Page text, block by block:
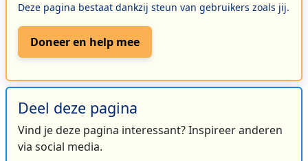
Deze pagina bestaat dankzij steun van gebruikers zoals jij.
Doneer en help mee
Deel deze pagina
Vind je deze pagina interessant? Inspireer anderen
via social media.